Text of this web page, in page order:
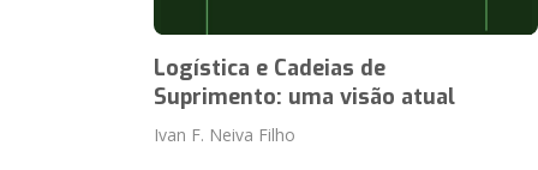
Logística e Cadeias de
Suprimento: uma visão atual
Ivan F. Neiva Filho